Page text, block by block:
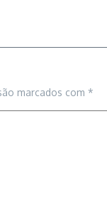
marcados com *